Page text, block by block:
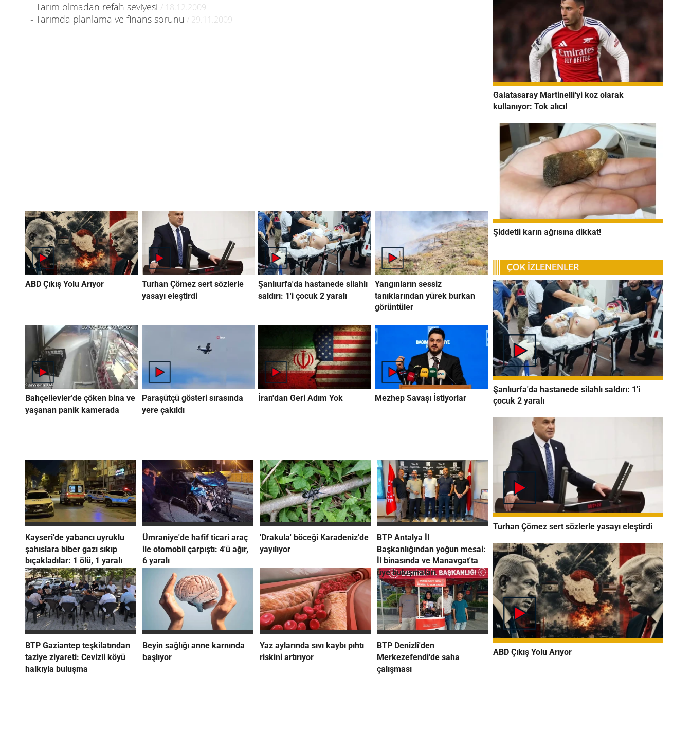
- Tarım olmadan refah seviyesi / 18.12.2009
- Tarımda planlama ve finans sorunu / 29.11.2009
ABD Çıkış Yolu Arıyor
Turhan Çömez sert sözlerle
yasayı eleştirdi
Şanlıurfa'da hastanede silahlı
saldırı: 1'i çocuk 2 yaralı
Yangınların sessiz
tanıklarından yürek burkan
görüntüler
Bahçelievler’de çöken bina ve
yaşanan panik kamerada
Paraşütçü gösteri sırasında
yere çakıldı
İran'dan Geri Adım Yok Mezhep Savaşı İstiyorlar
Kayseri'de yabancı uyruklu
şahıslara biber gazı sıkıp
bıçakladılar: 1 ölü, 1 yaralı
Ümraniye'de hafif ticari araç
ile otomobil çarpıştı: 4'ü ağır,
6 yaralı
'Drakula' böceği Karadeniz'de
yayılıyor
BTP Antalya İl
Başkanlığından yoğun mesai:
İl binasında ve Manavgat'ta
üye buluşmaları
BTP Gaziantep teşkilatından
taziye ziyareti: Cevizli köyü
halkıyla buluşma
Beyin sağlığı anne karnında
başlıyor
Yaz aylarında sıvı kaybı pıhtı
riskini artırıyor
BTP Denizli'den
Merkezefendi'de saha
çalışması
Galatasaray Martinelli'yi koz olarak
kullanıyor: Tok alıcı!
Şiddetli karın ağrısına dikkat!
Şanlıurfa'da hastanede silahlı saldırı: 1'i
çocuk 2 yaralı
Turhan Çömez sert sözlerle yasayı eleştirdi
ABD Çıkış Yolu Arıyor